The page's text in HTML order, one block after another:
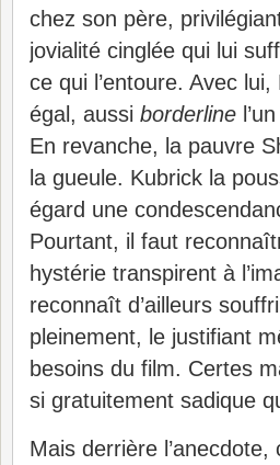
chez son père,
jovialité cinglée qui lui
ce qui l’entoure. Avec
égal, aussi borderline
En revanche, la pauvre
la gueule. Kubrick la
égard une
Pourtant, il faut
hystérie transpirent à
reconnaît d’ailleurs
pleinement, le justifiant
besoins du film. Certes
si gratuitement sadique
Mais derrière l’anecdote,